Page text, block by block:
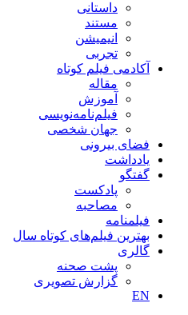
داستانی
مستند
انیمیشن
تجربی
آکادمی فیلم کوتاه
مقاله
آموزش
فیلم‌نامه‌نویسی
جهان شخصی
فضای بیرونی
یادداشت
گفتگو
پادکست
مصاحبه
فیلمنامه
بهترین فیلم‌های کوتاه سال
گالری
پشت صحنه
گزارش تصویری
EN